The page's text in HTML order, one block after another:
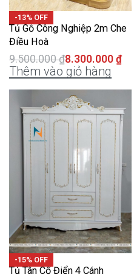
-13% OFF
Tủ Gỗ Công Nghiệp 2m Che
Điều Hoà
9.500.000₫8.300.000 ₫
Thêm vào giỏ hàng
-15% OFF
Tủ Tân Cổ Điển 4 Cánh